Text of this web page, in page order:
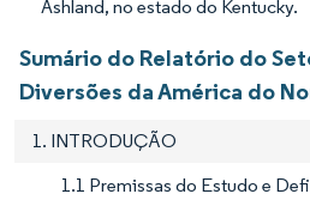
Ashland, no estado do Kentucky.
Sumário do Relatório do
Diversões da América do
1. INTRODUÇÃO
1.1 Premissas do Estudo e